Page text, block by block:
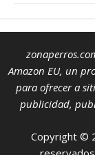
Amazon EU, un
para ofrecer a
publicidad,
Copyright ©